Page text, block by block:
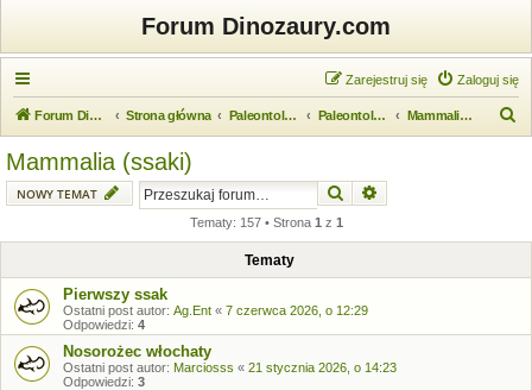
Forum Dinozaury.com
Zaloguj się
Zarejestruj się
Forum Dinozaury.com Strona główna Paleontologia Paleontologia kręgowców Mammalia (ssaki)
Mammalia (ssaki)
NOWY TEMAT Szukaj
Tematy: 157 • Strona 1 z 1
Tematy
Pierwszy ssak
Ostatni post autor: Ag.Ent « 7 czerwca 2026, o 12:29
Odpowiedzi: 4
Nosorożec włochaty
Ostatni post autor: Marciosss « 21 stycznia 2026, o 14:23
Odpowiedzi: 3